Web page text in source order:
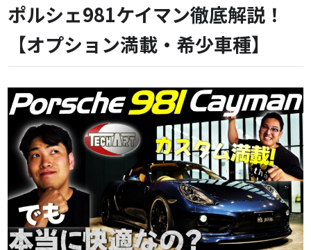
ポルシェ981ケイマン徹底解説！
【オプション満載・希少車種】